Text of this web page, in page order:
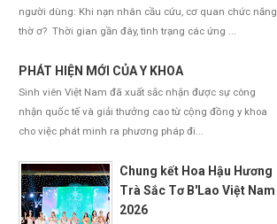
người dùng: Khi nạn nhân cầu cứu, cơ quan chức năng
thờ ơ? Thời gian gần đây, tình trạng các ứng ...
PHÁT HIỆN MỚI CỦA Y KHOA
Sinh viên Việt Nam đã xuất sắc nhận được sự công
nhận quốc tế và giải thưởng cao từ cộng đồng y khoa
cho việc phát minh ra phương pháp đi...
Chung kết Hoa Hậu Hương
Trà Sắc Tơ B'Lao Việt Nam
2026